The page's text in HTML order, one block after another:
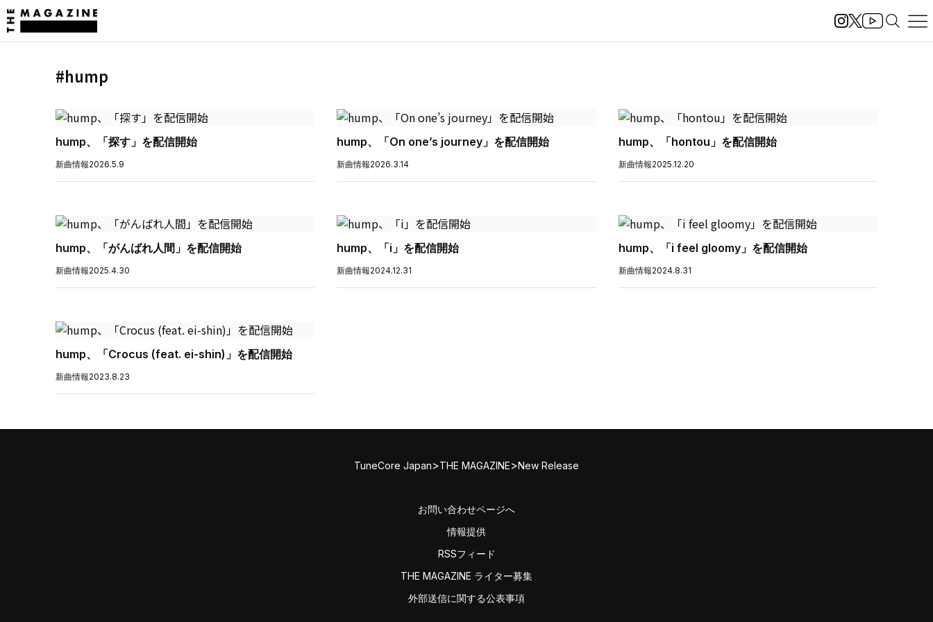
#hump
hump、「探す」を配信開始
新曲情報2026.5.9
hump、「On one’s journey」を配信開始
新曲情報2026.3.14
hump、「hontou」を配信開始
新曲情報2025.12.20
hump、「がんばれ人間」を配信開始
新曲情報2025.4.30
hump、「i」を配信開始
新曲情報2024.12.31
hump、「i feel gloomy」を配信開始
新曲情報2024.8.31
hump、「Crocus (feat. ei-shin)」を配信開始
新曲情報2023.8.23
TuneCore Japan>THE MAGAZINE>New Release
お問い合わせページへ
情報提供
RSSフィード
THE MAGAZINE ライター募集
外部送信に関する公表事項